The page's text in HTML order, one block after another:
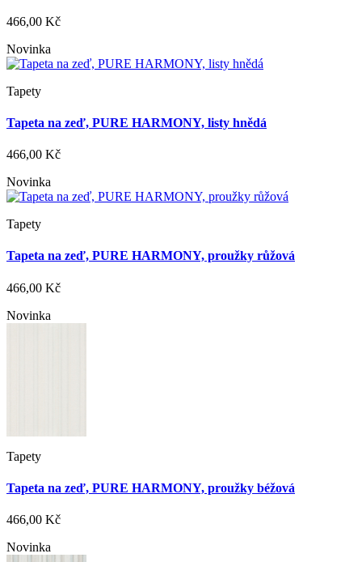
466,00 Kč
Novinka
Tapety
Tapeta na zeď, PURE HARMONY, listy hnědá
466,00 Kč
Novinka
Tapety
Tapeta na zeď, PURE HARMONY, proužky růžová
466,00 Kč
Novinka
Tapety
Tapeta na zeď, PURE HARMONY, proužky béžová
466,00 Kč
Novinka